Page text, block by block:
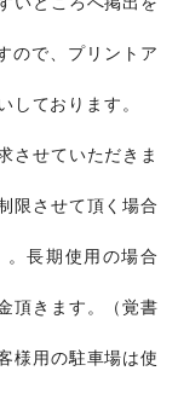
ト/冠婚葬祭
証券・FX
もちゃ・絵本/
ズ
ー/美容家電/
ので、プリントア
しております。
させていただきま
限させて頂く場合
。長期使用の場合
頂きます。（覚書
様用の駐車場は使